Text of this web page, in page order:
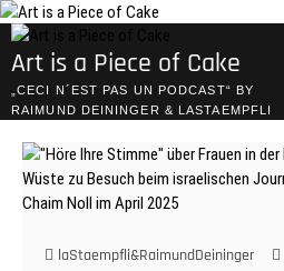
Skip
to
content
Art is a Piece of Cake
„CECI N´EST PAS UN PODCAST“ BY
RAIMUND DEININGER & LASTAEMPFLI
laStaempfli&RaimundDeininger